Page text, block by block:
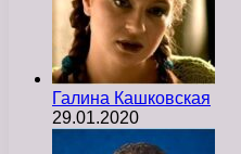
Галина Кашковская
29.01.2020